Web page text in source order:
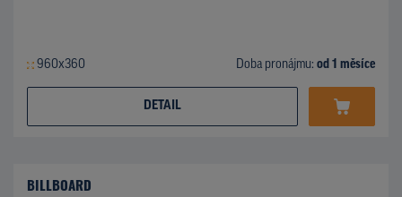
960x360 Doba pronájmu: od 1 měsíce
DETAIL
BILLBOARD